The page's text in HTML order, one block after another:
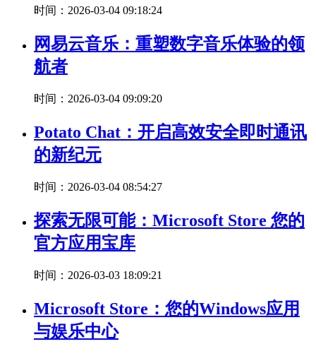
时间：2026-03-04 09:18:24
网易云音乐：重塑数字音乐体验的领
航者
时间：2026-03-04 09:09:20
Potato Chat：开启高效安全即时通讯
的新纪元
时间：2026-03-04 08:54:27
探索无限可能：Microsoft Store 您的
官方应用宝库
时间：2026-03-03 18:09:21
Microsoft Store：您的Windows应用
与娱乐中心